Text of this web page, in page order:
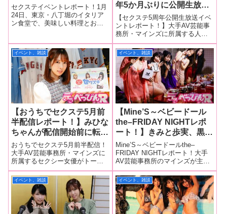
しながら下ネタトークが爆
発！ プライベート写真公
開、クイズ大会開催と充実
セクステイベントレポート！1月
24日、東京・八丁堀のイタリア
ン食堂で、美味しい料理とお酒
クステイベント」が開催されま
した。このイベントは、人気配
信番組「セクステ」の姉妹企画
です。観客あ
年5か月ぶりに公開生放送
を開催！きみと歩実、みひ
な、朝倉ここなが小道具を
使いエッチな物ボケパフォ
ーマンスを披露！
【セクステ5周年公開生放送イベ
ントレポート！】大手AV芸能事
務所・マインズに所属する人気
セクシー女優がゲームやトーク
で活躍するインターネット公開
生配信番組「セクステ5周年公開
生放送」が4月22日、東京スカイ
ツリーのおひざ元にあるワロッ
プ放送
イベント、雑談
【おうちでセクステ5月前
半配信レポート！】みひな
ちゃんが配信開始前に転倒
し病院行きのハプニング！
あおいれなちゃんが孤軍奮
闘で2時間配信を回しファ
ンと交流！ 仲良し女優と
のエピソードも披露！
おうちでセクステ5月前半配信！
大手AV芸能事務所・マインズに
所属するセクシー女優がトーク
やゲームでファンを魅了するイ
ベント「セクステ」のオンライ
ン版「おうちでセクステ5月前半
配信」が5月14日に開催されまし
た。今回登場したのはあおいれ
なちゃ
イベント、雑談
【Mine’S～ベビードール
the–FRIDAY NIGHTレポ
ート！】きみと歩実、黒木
歩、白浜美羽、丸山結愛、
みひながセクシーなベビー
ドール姿でエロトーク！
紫月ゆかりも飛び入り参加
し下ネタ三昧！
Mine’S～ベビードールthe–
FRIDAY NIGHTレポート！大手
AV芸能事務所のマインズが主催
する「Mine’S～ベビードール
the–FRIDAY NIGHT＜今宵はベ
ビードール＞」が11月10日、東
京・代々木にあるA Talk C
イベント、雑談 イベント、雑談